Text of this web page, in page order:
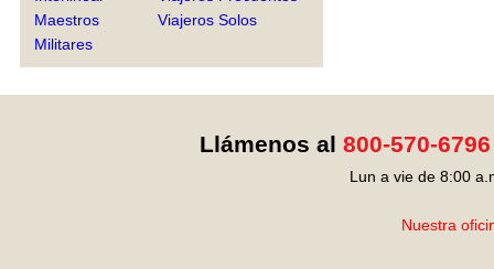
Maestros
Militares
Viajeros Solos
Llámenos al 800-570-6796
Lun a vie de 8:00
Nuestra